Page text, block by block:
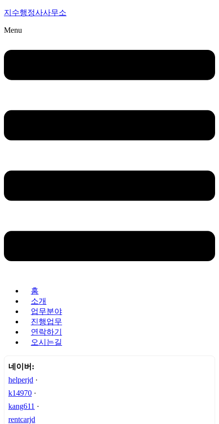
지수행정사사무소
Menu
홈
소개
업무분야
진행업무
연락하기
오시는길
네이버:
helperjd ·
k14970 ·
kang611 ·
rentcarjd